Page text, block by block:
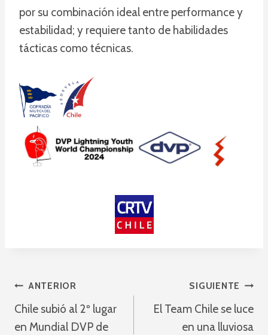
por su combinación ideal entre performance y
estabilidad; y requiere tanto de habilidades
tácticas como técnicas.
Navegación
De
ANTERIOR
Chile subió al 2º lugar
en Mundial DVP de
SIGUIENTE
El Team Chile se luce
en una lluviosa